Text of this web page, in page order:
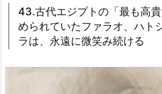
43.古代エジプトの「最も高
められていたファラオ、ハト
ラは、永遠に微笑み続ける